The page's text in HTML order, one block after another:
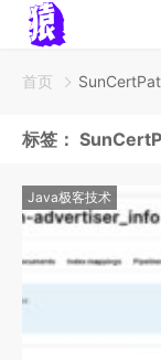
首页
标签：
Java极客技术